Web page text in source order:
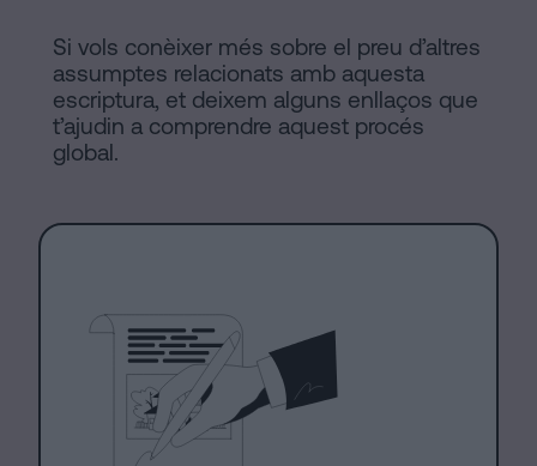
Si vols conèixer més sobre el preu d’altres
assumptes relacionats amb aquesta
escriptura, et deixem alguns enllaços que
t’ajudin a comprendre aquest procés
global.